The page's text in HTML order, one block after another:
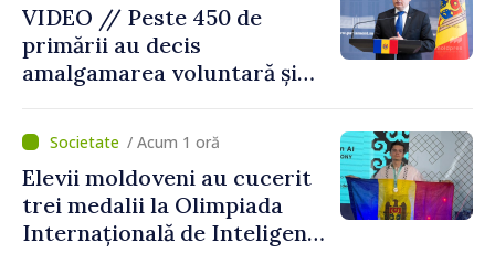
VIDEO // Peste 450 de
primării au decis
amalgamarea voluntară și
pentru investiții. Igor
Grosu: „Este important să
depășim blocajele și să dăm o
șansă localităților să se
dezvolte”
/ Acum 1 oră
Elevii moldoveni au cucerit
trei medalii la Olimpiada
Internațională de Inteligență